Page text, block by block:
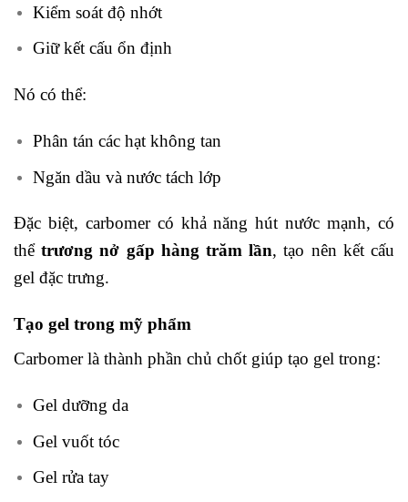
Kiểm soát độ nhớt
Giữ kết cấu ổn định
Nó có thể:
Phân tán các hạt không tan
Ngăn dầu và nước tách lớp
Đặc biệt, carbomer có khả năng hút nước mạnh, có
thểtrương nở gấp hàng trăm lần, tạo nên kết cấu
gel đặc trưng.
Tạo gel trong mỹ phẩm
Carbomer là thành phần chủ chốt giúp tạo gel trong:
Gel dưỡng da
Gel vuốt tóc
Gel rửa tay